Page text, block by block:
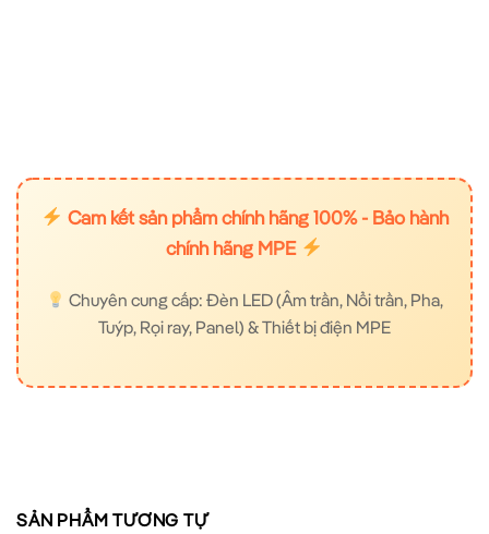
Cam kết sản phẩm chính hãng 100% - Bảo hành
chính hãng MPE
Chuyên cung cấp: Đèn LED (Âm trần, Nổi trần, Pha,
Tuýp, Rọi ray, Panel) & Thiết bị điện MPE
SẢN PHẨM TƯƠNG TỰ